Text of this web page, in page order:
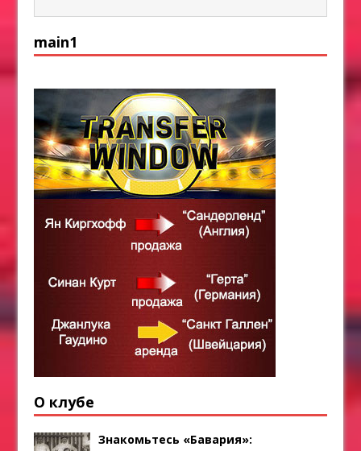
main1
О клубе
Знакомьтесь «Бавария»: